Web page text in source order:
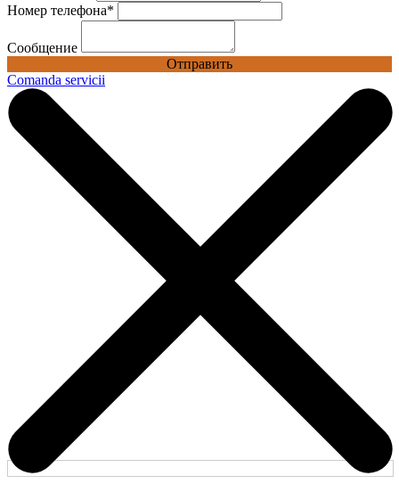
Номер телефона*
Сообщение
Отправить
Comanda servicii